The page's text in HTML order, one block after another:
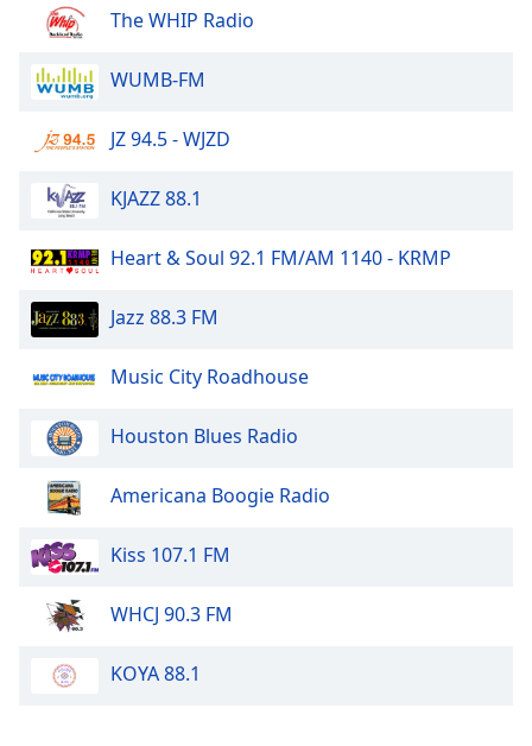
dialog
window.
Escape
cancel
window.
Text
Color
Opacity
Background
Color
The WHIP Radio
WUMB-FM
JZ 94.5 - WJZD
KJAZZ 88.1
Heart & Soul 92.1 FM/AM 1140 - KRMP
Jazz 88.3 FM
Music City Roadhouse
Houston Blues Radio
Americana Boogie Radio
Kiss 107.1 FM
WHCJ 90.3 FM
KOYA 88.1